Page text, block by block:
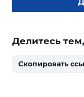
Делитесь
Скопировать